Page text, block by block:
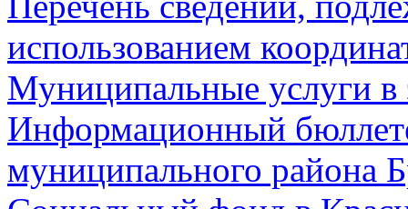
использованием
Муниципальные услуги в
Информационный
муниципального района